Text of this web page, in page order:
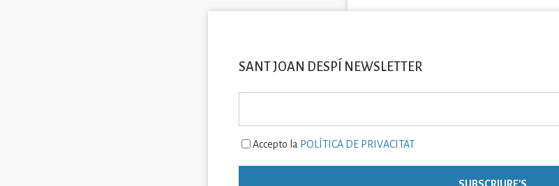
SANT JOAN DESPÍ NEWSLETTER
Accepto la POLÍTICA DE PRIVACITAT